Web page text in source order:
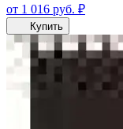
от 1 016 руб. ₽
Купить